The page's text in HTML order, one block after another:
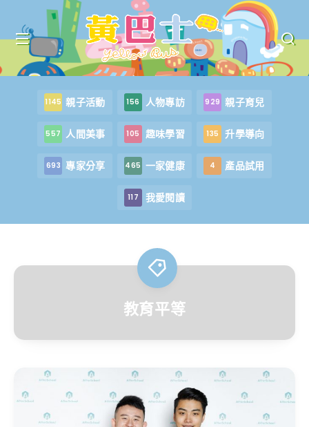
1145 親子活動 156 人物專訪 929 親子育兒
557 人間美事 105 趣味學習 135 升學導向
693 專家分享 465 一家健康 4 產品試用
117 我愛閱讀
教育平等